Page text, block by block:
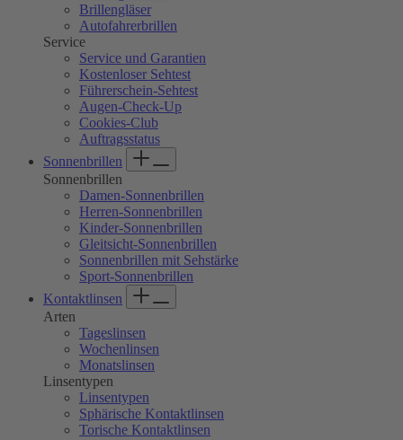
Brillengläser
Autofahrerbrillen
Service
Service und Garantien
Kostenloser Sehtest
Führerschein-Sehtest
Augen-Check-Up
Cookies-Club
Auftragsstatus
Sonnenbrillen
Sonnenbrillen
Damen-Sonnenbrillen
Herren-Sonnenbrillen
Kinder-Sonnenbrillen
Gleitsicht-Sonnenbrillen
Sonnenbrillen mit Sehstärke
Sport-Sonnenbrillen
Kontaktlinsen
Arten
Tageslinsen
Wochenlinsen
Monatslinsen
Linsentypen
Linsentypen
Sphärische Kontaktlinsen
Torische Kontaktlinsen